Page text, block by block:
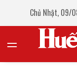
Chủ Nhật, 09/